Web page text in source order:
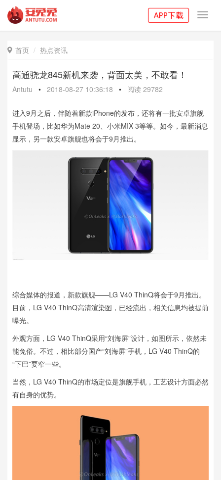
 首页 热点资讯
高通骁龙845新机来袭，背面太美，不敢看！
Antutu • 2018-08-27 10:36:18 • 阅读 29782
进入9月之后，伴随着新款iPhone的发布，还将有一批安卓旗舰
手机登场，比如华为Mate 20、小米MIX 3等等。如今，最新消息
显示，另一款安卓旗舰也将会于9月推出。
综合媒体的报道，新款旗舰——LG V40 ThinQ将会于9月推出。
目前，LG V40 ThinQ高清渲染图，已经流出，相关信息均被提前
曝光。
外观方面，LG V40 ThinQ采用“刘海屏”设计，如图所示，依然未
能免俗。不过，相比部分国产“刘海屏”手机，LG V40 ThinQ的
“下巴”要窄一些。
当然，LG V40 ThinQ的市场定位是旗舰手机，工艺设计方面必然
有自身的优势。